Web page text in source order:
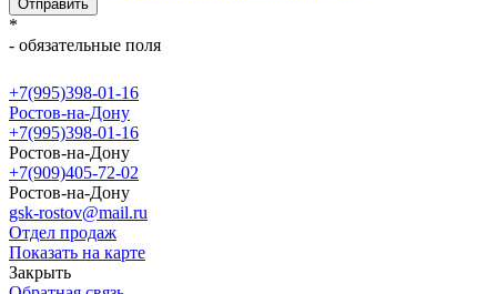
Отправить
*
- обязательные поля
+7(995)398-01-16
Ростов-на-Дону
+7(995)398-01-16
Ростов-на-Дону
+7(909)405-72-02
Ростов-на-Дону
gsk-rostov@mail.ru
Отдел продаж
Показать на карте
Закрыть